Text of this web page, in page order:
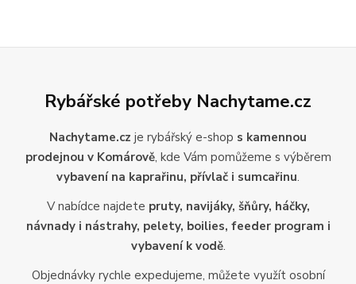
Rybářské potřeby Nachytame.cz
Nachytame.cz je rybářský e-shop s kamennou
prodejnou v Komárově, kde Vám pomůžeme s výběrem
vybavení na kaprařinu, přívlač i sumcařinu.
V nabídce najdete pruty, navijáky, šňůry, háčky,
návnady i nástrahy, pelety, boilies, feeder program i
vybavení k vodě.
Objednávky rychle expedujeme, můžete využít osobní